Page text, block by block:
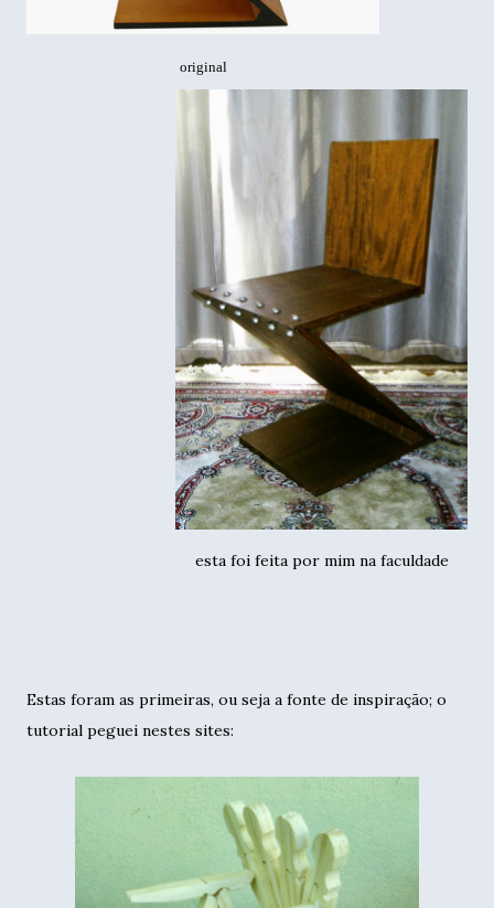
original
esta foi feita por mim na faculdade
Estas foram as primeiras, ou seja a fonte de inspiração; o
tutorial peguei nestes sites: